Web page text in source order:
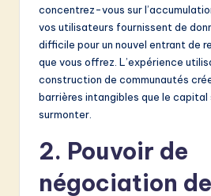
concentrez-vous sur
vos utilisateurs fournissent de
difficile pour un nouvel entrant de
que vous offrez. L’expérience
construction de communautés
barrières intangibles que le capital
surmonter.
2. Pouvoir de
négociation